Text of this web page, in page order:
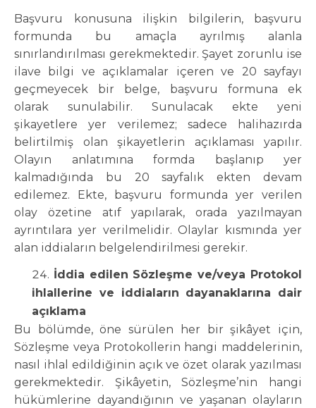
Başvuru konusuna ilişkin bilgilerin, başvuru
formunda bu amaçla ayrılmış alanla
sınırlandırılması gerekmektedir. Şayet zorunlu ise
ilave bilgi ve açıklamalar içeren ve 20 sayfayı
geçmeyecek bir belge, başvuru formuna ek
olarak sunulabilir. Sunulacak ekte yeni
şikayetlere yer verilemez; sadece halihazırda
belirtilmiş olan şikayetlerin açıklaması yapılır.
Olayın anlatımına formda başlanıp yer
kalmadığında bu 20 sayfalık ekten devam
edilemez. Ekte, başvuru formunda yer verilen
olay özetine atıf yapılarak, orada yazılmayan
ayrıntılara yer verilmelidir. Olaylar kısmında yer
alan iddiaların belgelendirilmesi gerekir.
İddia edilen Sözleşme ve/veya Protokol
ihlallerine ve iddiaların dayanaklarına dair
açıklama
Bu bölümde, öne sürülen her bir şikâyet için,
Sözleşme veya Protokollerin hangi maddelerinin,
nasıl ihlal edildiğinin açık ve özet olarak yazılması
gerekmektedir. Şikâyetin, Sözleşme’nin hangi
hükümlerine dayandığının ve yaşanan olayların